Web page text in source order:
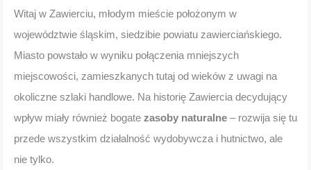
Witaj w Zawierciu, młodym mieście położonym w
województwie śląskim, siedzibie powiatu zawierciańskiego.
Miasto powstało w wyniku połączenia mniejszych
miejscowości, zamieszkanych tutaj od wieków z uwagi na
okoliczne szlaki handlowe. Na historię Zawiercia decydujący
wpływ miały również bogate zasoby naturalne – rozwija się tu
przede wszystkim działalność wydobywcza i hutnictwo, ale
nie tylko.